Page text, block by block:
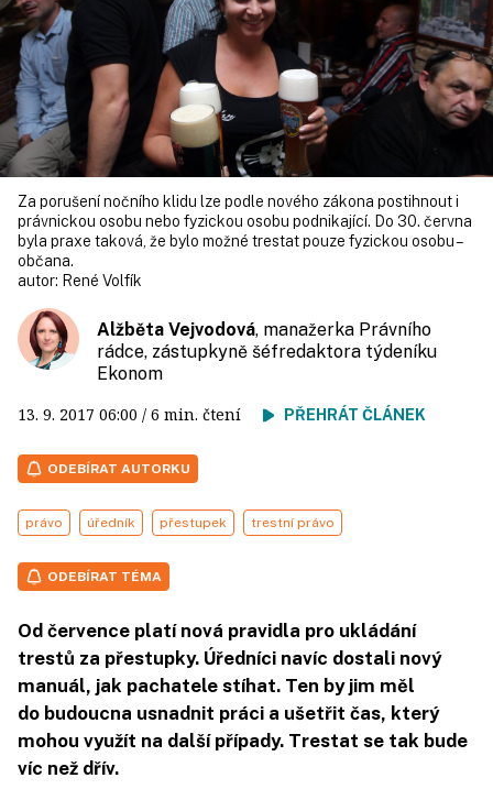
Za porušení nočního klidu lze podle nového zákona postihnout i
právnickou osobu nebo fyzickou osobu podnikající. Do 30. června
byla praxe taková, že bylo možné trestat pouze fyzickou osobu –
občana.
autor: René Volfík
Alžběta Vejvodová, manažerka Právního
rádce, zástupkyně šéfredaktora týdeníku
Ekonom
13. 9. 2017 06:00 / 6 min. čtení PŘEHRÁT ČLÁNEK
ODEBÍRAT AUTORKU
právo úředník přestupek trestní právo
ODEBÍRAT TÉMA
Od července platí nová pravidla pro ukládání
trestů za přestupky. Úředníci navíc dostali nový
manuál, jak pachatele stíhat. Ten by jim měl
do budoucna usnadnit práci a ušetřit čas, který
mohou využít na další případy. Trestat se tak bude
víc než dřív.